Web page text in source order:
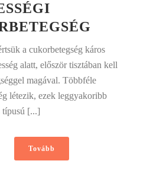
a cukorbetegség káros
alatt, először tisztában kell
magával. Többféle
létezik, ezek leggyakoribb
típusú [...]
Tovább